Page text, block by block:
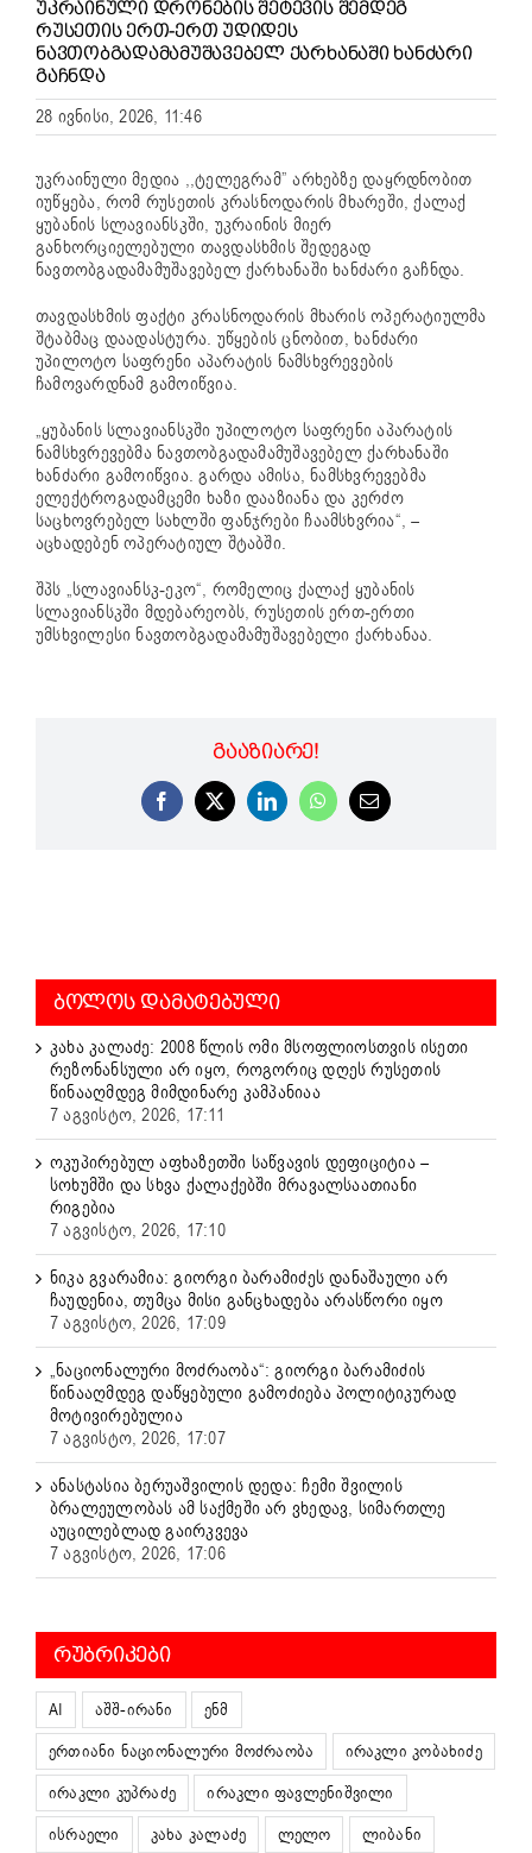
ᲣᲙᲠᲐᲘᲜᲣᲚᲘ ᲓᲠᲝᲜᲔᲑᲘᲡ ᲨᲔᲢᲔᲕᲘᲡ ᲨᲔᲛᲓᲔᲒ
ᲠᲣᲡᲔᲗᲘᲡ ᲔᲠᲗ-ᲔᲠᲗ ᲣᲓᲘᲓᲔᲡ
ᲜᲐᲕᲗᲝᲑᲒᲐᲓᲐᲛᲐᲛᲣᲨᲐᲕᲔᲑᲔᲚ ᲥᲐᲠᲮᲐᲜᲐᲨᲘ ᲮᲐᲜᲫᲐᲠᲘ
ᲒᲐᲩᲜᲓᲐ
28 ივნისი, 2026, 11:46
უკრაინული მედია ,,ტელეგრამ” არხებზე დაყრდნობით
იუწყება, რომ რუსეთის კრასნოდარის მხარეში, ქალაქ
ყუბანის სლავიანსკში, უკრაინის მიერ
განხორციელებული თავდასხმის შედეგად
ნავთობგადამამუშავებელ ქარხანაში ხანძარი გაჩნდა.
თავდასხმის ფაქტი კრასნოდარის მხარის ოპერატიულმა
შტაბმაც დაადასტურა. უწყების ცნობით, ხანძარი
უპილოტო საფრენი აპარატის ნამსხვრევების
ჩამოვარდნამ გამოიწვია.
„ყუბანის სლავიანსკში უპილოტო საფრენი აპარატის
ნამსხვრევებმა ნავთობგადამამუშავებელ ქარხანაში
ხანძარი გამოიწვია. გარდა ამისა, ნამსხვრევებმა
ელექტროგადამცემი ხაზი დააზიანა და კერძო
საცხოვრებელ სახლში ფანჯრები ჩაამსხვრია“, –
აცხადებენ ოპერატიულ შტაბში.
შპს „სლავიანსკ-ეკო“, რომელიც ქალაქ ყუბანის
სლავიანსკში მდებარეობს, რუსეთის ერთ-ერთი
უმსხვილესი ნავთობგადამამუშავებელი ქარხანაა.
ᲒᲐᲐᲖᲘᲐᲠᲔ!
Facebook
X LinkedInWhatsApp
Email
ᲑᲝᲚᲝᲡ ᲓᲐᲛᲐᲢᲔᲑᲣᲚᲘ
კახა კალაძე: 2008 წლის ომი მსოფლიოსთვის ისეთი
რეზონანსული არ იყო, როგორიც დღეს რუსეთის
წინააღმდეგ მიმდინარე კამპანიაა
7 აგვისტო, 2026, 17:11
ოკუპირებულ აფხაზეთში საწვავის დეფიციტია –
სოხუმში და სხვა ქალაქებში მრავალსაათიანი
რიგებია
7 აგვისტო, 2026, 17:10
ნიკა გვარამია: გიორგი ბარამიძეს დანაშაული არ
ჩაუდენია, თუმცა მისი განცხადება არასწორი იყო
7 აგვისტო, 2026, 17:09
„ნაციონალური მოძრაობა“: გიორგი ბარამიძის
წინააღმდეგ დაწყებული გამოძიება პოლიტიკურად
მოტივირებულია
7 აგვისტო, 2026, 17:07
ანასტასია ბერუაშვილის დედა: ჩემი შვილის
ბრალეულობას ამ საქმეში არ ვხედავ, სიმართლე
აუცილებლად გაირკვევა
7 აგვისტო, 2026, 17:06
ᲠᲣᲑᲠᲘᲙᲔᲑᲘ
AI აშშ-ირანი
ენმ
ერთიანი ნაციონალური მოძრაობა
ირაკლი კობახიძე
ირაკლი კუპრაძე
ირაკლი ფავლენიშვილი
ისრაელი
კახა კალაძე ლელო
ლიბანი